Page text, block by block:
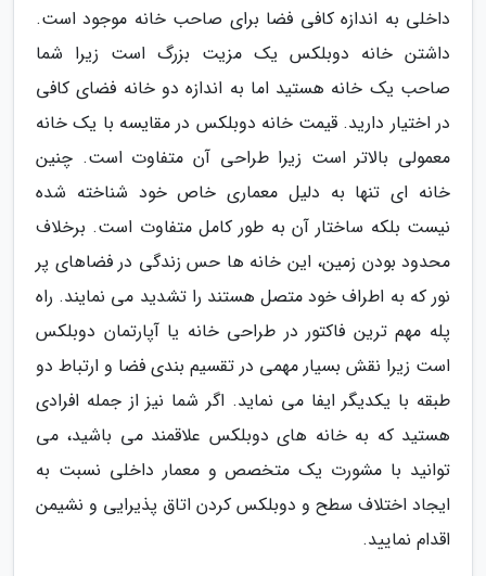
داخلی به اندازه کافی فضا برای صاحب خانه موجود است.
داشتن خانه دوبلکس یک مزیت بزرگ است زیرا شما
صاحب یک خانه هستید اما به اندازه دو خانه فضای کافی
در اختیار دارید. قیمت خانه دوبلکس در مقایسه با یک خانه
معمولی بالاتر است زیرا طراحی آن متفاوت است. چنین
خانه ای تنها به دلیل معماری خاص خود شناخته شده
نیست بلکه ساختار آن به طور کامل متفاوت است. برخلاف
محدود بودن زمین، این خانه ها حس زندگی در فضاهای پر
نور که به اطراف خود متصل هستند را تشدید می نمایند. راه
پله مهم ترین فاکتور در طراحی خانه یا آپارتمان دوبلکس
است زیرا نقش بسیار مهمی در تقسیم بندی فضا و ارتباط دو
طبقه با یکدیگر ایفا می نماید. اگر شما نیز از جمله افرادی
هستید که به خانه های دوبلکس علاقمند می باشید، می
توانید با مشورت یک متخصص و معمار داخلی نسبت به
ایجاد اختلاف سطح و دوبلکس کردن اتاق پذیرایی و نشیمن
اقدام نمایید.